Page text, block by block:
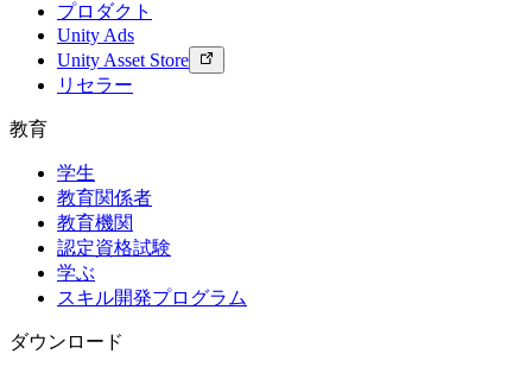
プロダクト
Unity Ads
Unity Asset Store
リセラー
教育
学生
教育関係者
教育機関
認定資格試験
学ぶ
スキル開発プログラム
ダウンロード